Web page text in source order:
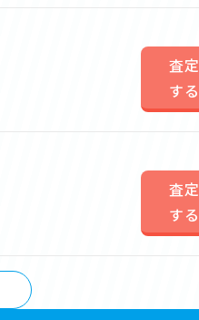
査定
する
査定
する